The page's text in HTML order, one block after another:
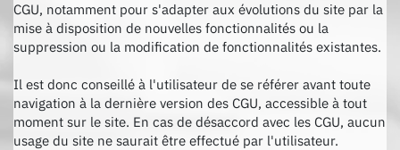
CGU, notamment pour s'adapter aux évolutions du site par la
mise à disposition de nouvelles fonctionnalités ou la
suppression ou la modification de fonctionnalités existantes.
Il est donc conseillé à l'utilisateur de se référer avant toute
navigation à la dernière version des CGU, accessible à tout
moment sur le site. En cas de désaccord avec les CGU, aucun
usage du site ne saurait être effectué par l'utilisateur.